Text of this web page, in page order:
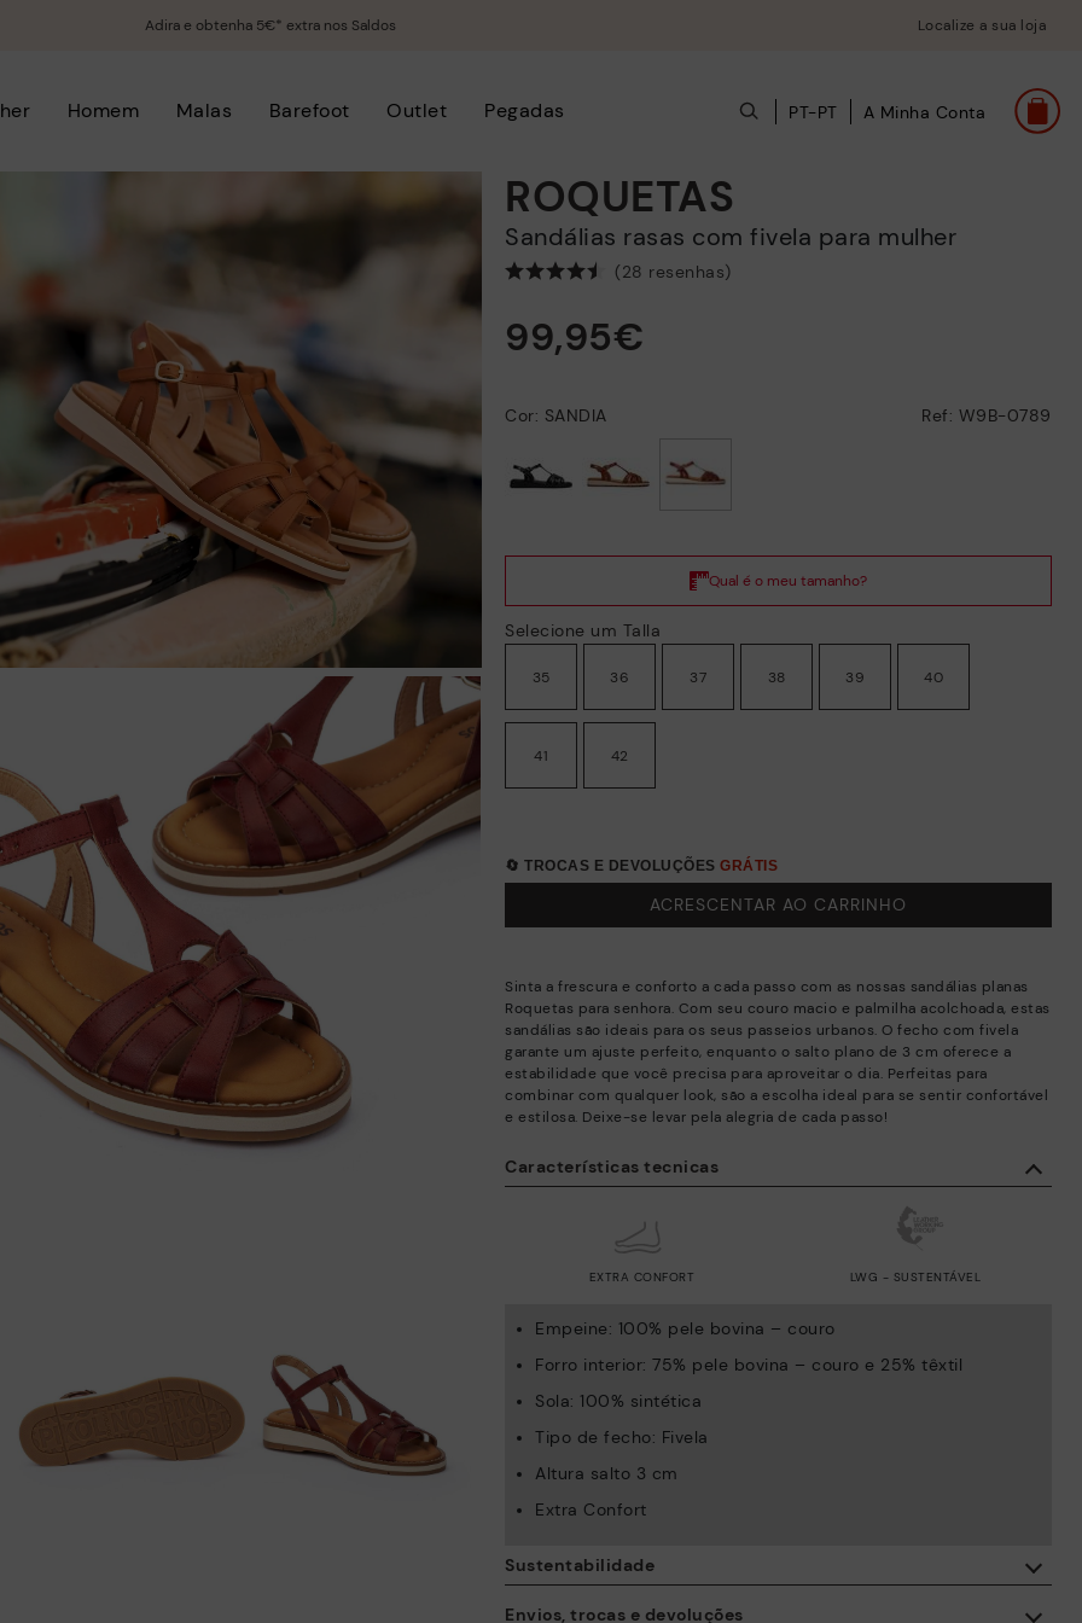
Adira e obtenha 5€* extra nos Saldos Localize a sua loja
Homem Malas Barefoot Outlet Pegadas PT-PT A Minha Conta
Características tecnicas
EXTRA CONFORT LWG - SUSTENTÁVEL
Empeine: 100% pele bovina – couro
Forro interior: 75% pele bovina – couro e 25% têxtil
Sola: 100% sintética
Tipo de fecho: Fivela
Altura salto 3 cm
Extra Confort
Envios, trocas e devoluções
Sustentabilidade
Com a compra deste produto está a apoiar a fabricação
ROQUETAS
Sandálias rasas com fivela para mulher
(28 resenhas)
99,95€
Cor: SANDIA Ref: W9B-0789
Selecione um Talla
35 36 37 38 39 40
41 42
🔄 TROCAS E DEVOLUÇÕESGRÁTIS
ACRESCENTAR AO CARRINHO
Sinta a frescura e conforto a cada passo com as nossas sandálias planas
Roquetas para senhora. Com seu couro macio e palmilha acolchoada, estas
sandálias são ideais para os seus passeios urbanos. O fecho com fivela
garante um ajuste perfeito, enquanto o salto plano de 3 cm oferece a
estabilidade que você precisa para aproveitar o dia. Perfeitas para
combinar com qualquer look, são a escolha ideal para se sentir confortável
e estilosa. Deixe-se levar pela alegria de cada passo!